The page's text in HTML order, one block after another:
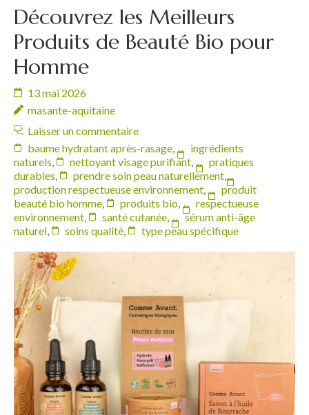
Découvrez les Meilleurs
Produits de Beauté Bio pour
Homme
13 mai 2026
masante-aquitaine
Laisser un commentaire
baume hydratant après-rasage
ingrédients
naturels
nettoyant visage purifiant
pratiques
durables
prendre soin peau naturellement
production respectueuse environnement
produit
beauté bio homme
produits bio
respectueuse
environnement
santé cutanée
sérum anti-âge
naturel
soins qualité type peau spécifique